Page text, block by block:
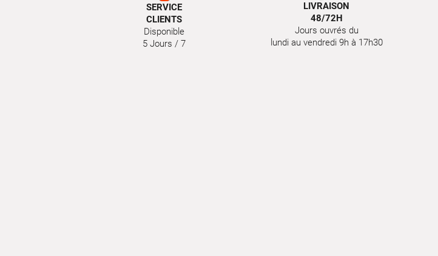
SERVICE
CLIENTS
Disponible
5 Jours / 7
LIVRAISON
48/72H
Jours ouvrés du
lundi au vendredi 9h à 17h30